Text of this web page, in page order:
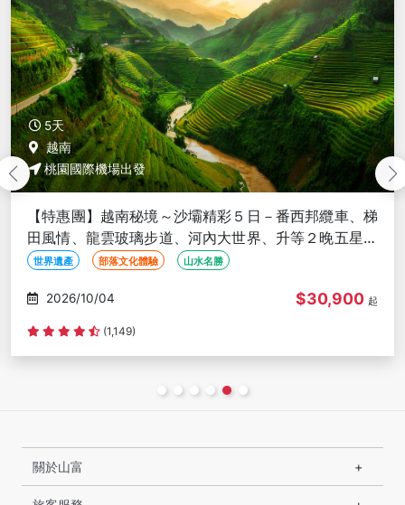
5天
越南
桃園國際機場出發
【特惠團】越南秘境～沙壩精彩５日－番西邦纜車、梯
田風情、龍雲玻璃步道、河內大世界、升等２晚五星渡
假村<全程豪華三排椅>
世界遺產 部落文化體驗 山水名勝
2026/10/04 $30,900 起
(1,149)
關於山富